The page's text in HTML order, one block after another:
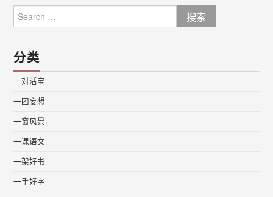
for:
分类
一对活宝
一团妄想
一窗风景
一课语文
一架好书
一手好字